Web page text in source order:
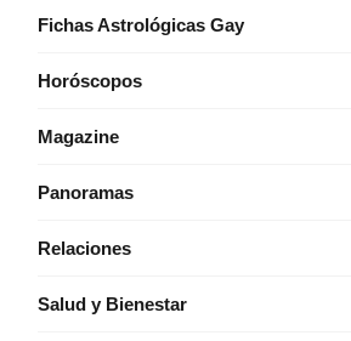
Fichas Astrológicas Gay
Horóscopos
Magazine
Panoramas
Relaciones
Salud y Bienestar